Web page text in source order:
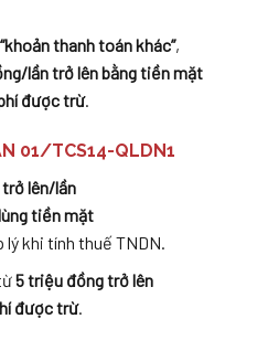
“khoản thanh toán khác”,
lần trở lên bằng tiền mặt
được trừ.
01/TCS14-QLDN1
lên/lần
tiền mặt
khi tính thuế TNDN.
5 triệu đồng trở lên
được trừ.